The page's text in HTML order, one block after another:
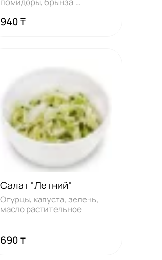
940 ₸
Салат "Летний"
Огурцы, капуста, зелень,
масло растительное
690 ₸